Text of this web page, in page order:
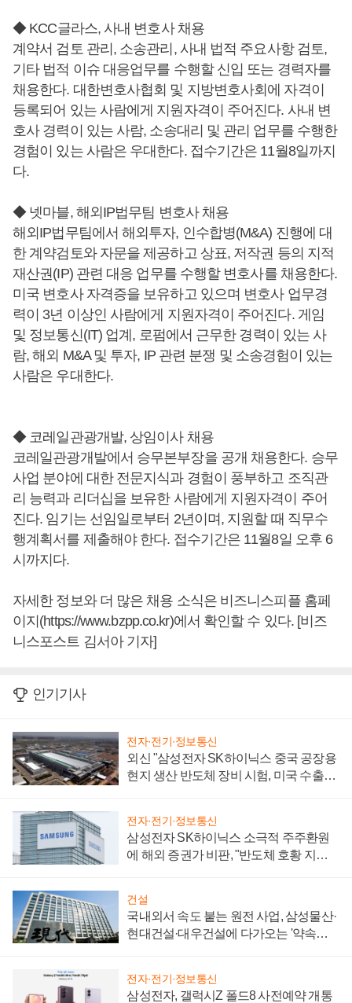
◆ KCC글라스, 사내 변호사 채용
계약서 검토 관리, 소송관리, 사내 법적 주요사항 검토,
기타 법적 이슈 대응업무를 수행할 신입 또는 경력자를
채용한다. 대한변호사협회 및 지방변호사회에 자격이
등록되어 있는 사람에게 지원자격이 주어진다. 사내 변
호사 경력이 있는 사람, 소송대리 및 관리 업무를 수행한
경험이 있는 사람은 우대한다. 접수기간은 11월8일까지
다.
◆ 넷마블, 해외IP법무팀 변호사 채용
해외IP법무팀에서 해외투자, 인수합병(M&A) 진행에 대
한 계약검토와 자문을 제공하고 상표, 저작권 등의 지적
재산권(IP) 관련 대응 업무를 수행할 변호사를 채용한다.
미국 변호사 자격증을 보유하고 있으며 변호사 업무경
력이 3년 이상인 사람에게 지원자격이 주어진다. 게임
및 정보통신(IT) 업계, 로펌에서 근무한 경력이 있는 사
람, 해외 M&A 및 투자, IP 관련 분쟁 및 소송경험이 있는
사람은 우대한다.
◆ 코레일관광개발, 상임이사 채용
코레일관광개발에서 승무본부장을 공개 채용한다. 승무
사업 분야에 대한 전문지식과 경험이 풍부하고 조직관
리 능력과 리더십을 보유한 사람에게 지원자격이 주어
진다. 임기는 선임일로부터 2년이며, 지원할 때 직무수
행계획서를 제출해야 한다. 접수기간은 11월8일 오후 6
시까지다.
자세한 정보와 더 많은 채용 소식은 비즈니스피플 홈페
이지(https://www.bzpp.co.kr)에서 확인할 수 있다. [비즈
니스포스트 김서아 기자]
인기기사
전자·전기·정보통신
외신 "삼성전자 SK하이닉스 중국 공장용
현지 생산 반도체 장비 시험, 미국 수출통
전자·전기·정보통신
삼성전자 SK하이닉스 소극적 주주환원
에 해외 증권가 비판, "반도체 호황 지속
건설
국내외서 속도 붙는 원전 사업, 삼성물산·
현대건설·대우건설에 다가오는 '약속의
전자·전기·정보통신
삼성전자, 갤럭시Z 폴드8 사전예약 개통